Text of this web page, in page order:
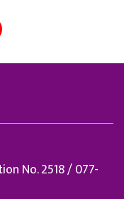
No. 2518 / 077-